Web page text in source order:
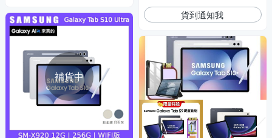
補貨中
貨到通知我